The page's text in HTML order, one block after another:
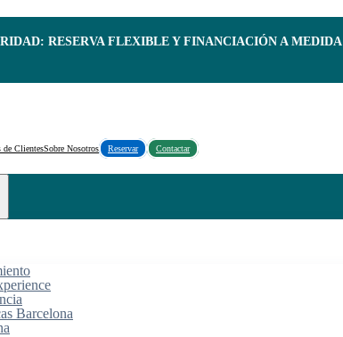
RESERVA FLEXIBLE Y FINANCIACIÓN A MEDIDA
de ClientesSobre Nosotros Reservar Contactar
Barcelona